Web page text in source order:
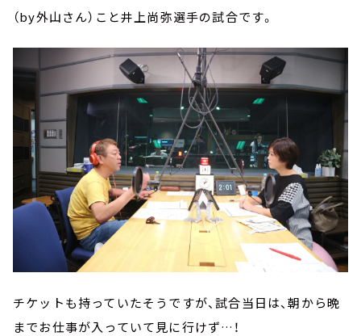
（by外山さん）こと井上尚弥選手の試合です。
チケットも持っていたそうですが、試合当日は、朝から晩
までお仕事が入っていて見に行けず…！